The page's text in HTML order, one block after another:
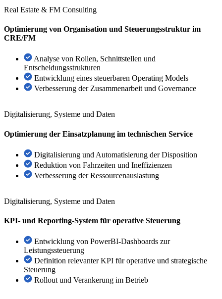
Real Estate & FM Consulting
Optimierung von Organisation und Steuerungsstruktur im
CRE/FM
Analyse von Rollen, Schnittstellen und
Entscheidungsstrukturen
Entwicklung eines steuerbaren Operating Models
Verbesserung der Zusammenarbeit und Governance
Digitalisierung, Systeme und Daten
Optimierung der Einsatzplanung im technischen Service
Digitalisierung und Automatisierung der Disposition
Reduktion von Fahrzeiten und Ineffizienzen
Verbesserung der Ressourcenauslastung
Digitalisierung, Systeme und Daten
KPI- und Reporting-System für operative Steuerung
Entwicklung von PowerBI-Dashboards zur
Leistungssteuerung
Definition relevanter KPI für operative und strategische
Steuerung
Rollout und Verankerung im Betrieb